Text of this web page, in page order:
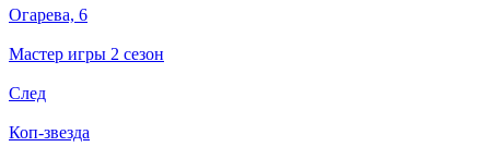
Огарева, 6
Мастер игры 2 сезон
След
Коп-звезда